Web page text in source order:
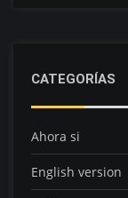
CATEGORÍAS
Ahora si
English version